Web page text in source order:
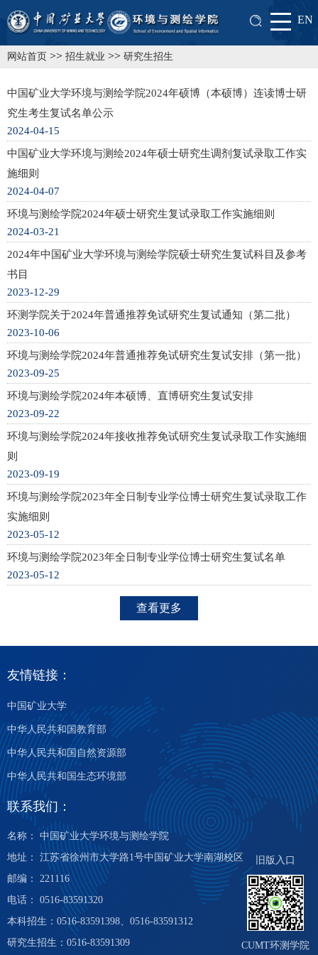
EN
网站首页 >> 招生就业 >> 研究生招生
中国矿业大学环境与测绘学院2024年硕博（本硕博）连读博士研
究生考生复试名单公示
2024-04-15
中国矿业大学环境与测绘2024年硕士研究生调剂复试录取工作实
施细则
2024-04-07
环境与测绘学院2024年硕士研究生复试录取工作实施细则
2024-03-21
2024年中国矿业大学环境与测绘学院硕士研究生复试科目及参考
书目
2023-12-29
环测学院关于2024年普通推荐免试研究生复试通知（第二批）
2023-10-06
环境与测绘学院2024年普通推荐免试研究生复试安排（第一批）
2023-09-25
环境与测绘学院2024年本硕博、直博研究生复试安排
2023-09-22
环境与测绘学院2024年接收推荐免试研究生复试录取工作实施细
则
2023-09-19
环境与测绘学院2023年全日制专业学位博士研究生复试录取工作
实施细则
2023-05-12
环境与测绘学院2023年全日制专业学位博士研究生复试名单
2023-05-12
查看更多
友情链接：
中国矿业大学
中华人民共和国教育部
中华人民共和国自然资源部
中华人民共和国生态环境部
联系我们：
名称： 中国矿业大学环境与测绘学院
地址： 江苏省徐州市大学路1号中国矿业大学南湖校区
邮编： 221116
电话： 0516-83591320
本科招生：0516-83591398、0516-83591312
研究生招生：0516-83591309
旧版入口
CUMT环测学院